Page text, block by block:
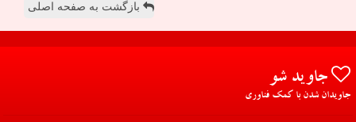
بازگشت به صفحه اصلی
جاوید شو
جاویدان شدن با کمک فناوری